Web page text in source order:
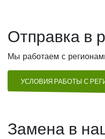
Отправка в
Мы работаем с
УСЛОВИЯ РАБОТЫ С
Замена в